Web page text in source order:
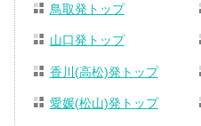
鳥取発トップ
山口発トップ
香川(高松)発トップ
愛媛(松山)発トップ